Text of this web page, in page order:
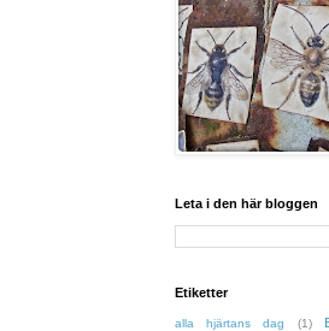
Leta i den här bloggen
Etiketter
alla hjärtans dag (1)